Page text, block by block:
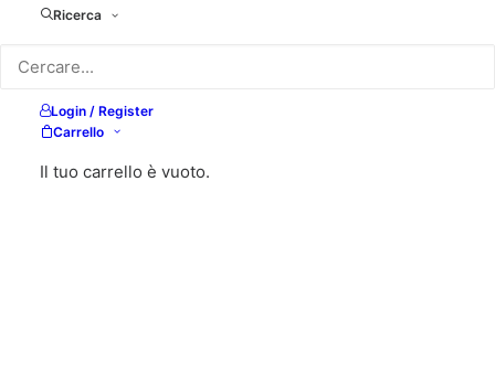
Ricerca
Login / Register
Carrello
Il tuo carrello è vuoto.